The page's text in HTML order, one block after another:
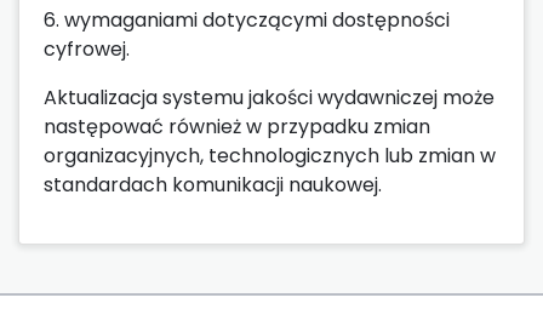
6. wymaganiami dotyczącymi dostępności
cyfrowej.
Aktualizacja systemu jakości wydawniczej może
następować również w przypadku zmian
organizacyjnych, technologicznych lub zmian w
standardach komunikacji naukowej.